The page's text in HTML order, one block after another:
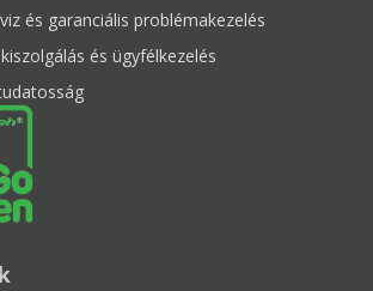
és garanciális problémakezelés
és ügyfélkezelés